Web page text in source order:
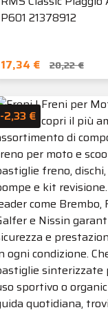
P601 21378912
17,34 € 20,22 €
-2,33 €